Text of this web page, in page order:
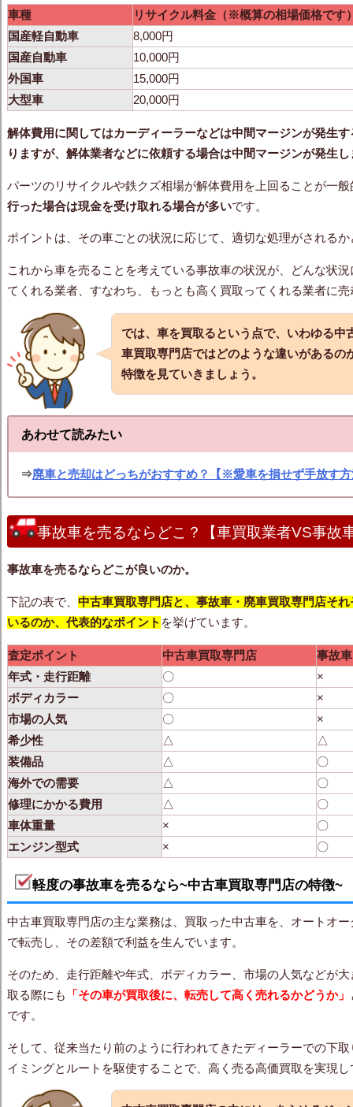
車種
リサイクル料金（※概算の相場価格です
国産軽自動車
8,000円
国産自動車
10,000円
外国車
15,000円
大型車
20,000円
解体費用に関してはカーディーラーなどは中間マージンが発生
りますが、解体業者などに依頼する場合は中間マージンが発生し
パーツのリサイクルや鉄クズ相場が解体費用を上回ることが一
行った場合は現金を受け取れる場合が多いです。
ポイントは、その車ごとの状況に応じて、適切な処理がされる
これから車を売ることを考えている事故車の状況が、どんな状
てくれる業者、すなわち、もっとも高く買取ってくれる業者に
では、車を買取るという点で、いわゆる中
車買取専門店ではどのような違いがあるの
特徴を見ていきましょう。
あわせて読みたい
⇒廃車と売却はどっちがおすすめ？【※愛車を損せず手放す
事故車を売るならどこ？【車買取業者VS事故
事故車を売るならどこが良いのか。
下記の表で、 中古車買取専門店と、事故車・廃車買取専門店そ
いるのか、代表的なポイント を挙げています。
査定ポイント 中古車買取専門店
事故
年式・走行距離
〇
×
ボディカラー
〇
×
市場の人気
〇
×
希少性
△
△
装備品
△
〇
海外での需要
△
〇
修理にかかる費用
△
〇
車体重量
×
〇
エンジン型式
× 〇
軽度の事故車を売るなら~中古車買取専門店の特徴~
中古車買取専門店の主な業務は、買取った中古車を、オートオ
で転売し、その差額で利益を生んでいます。
そのため、走行距離や年式、ボディカラー、市場の人気などが
取る際にも
「その車が買取後に、転売して高く売れるかどうか」
です。
そして、従来当たり前のように行われてきたディーラーでの下
イミングとルートを駆使することで、高く売る高価買取を実現